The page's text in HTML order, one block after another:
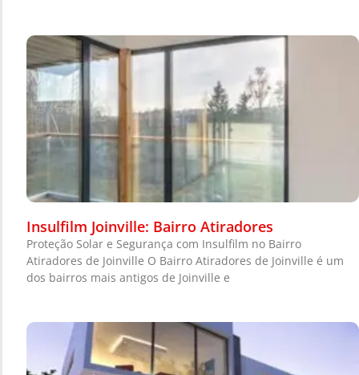
Insulfilm Joinville: Bairro Atiradores
Proteção Solar e Segurança com Insulfilm no Bairro
Atiradores de Joinville O Bairro Atiradores de Joinville é um
dos bairros mais antigos de Joinville e